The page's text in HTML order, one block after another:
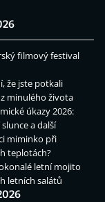
filmový festival
že jste potkali
minulého života
úkazy 2026:
a další
miminko při
teplotách?
letní mojito
letních salátů